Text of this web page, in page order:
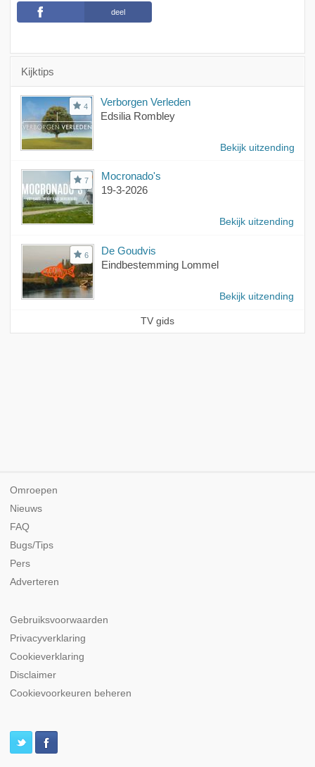
deel
Kijktips
4
Verborgen Verleden
Edsilia Rombley
Bekijk uitzending
7
Mocronado's
19-3-2026
Bekijk uitzending
6
De Goudvis
Eindbestemming Lommel
Bekijk uitzending
TV gids
Omroepen
Nieuws
FAQ
Bugs/Tips
Pers
Adverteren
Gebruiksvoorwaarden
Privacyverklaring
Cookieverklaring
Disclaimer
Cookievoorkeuren beheren